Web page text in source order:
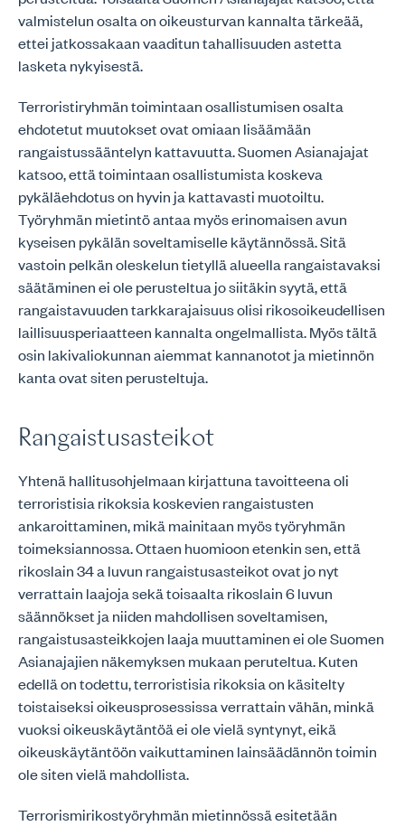
valmistelun osalta on oikeusturvan kannalta tärkeää,
ettei jatkossakaan vaaditun tahallisuuden astetta
lasketa nykyisestä.
Terroristiryhmän toimintaan osallistumisen osalta
ehdotetut muutokset ovat omiaan lisäämään
rangaistussääntelyn kattavuutta. Suomen Asianajajat
katsoo, että toimintaan osallistumista koskeva
pykäläehdotus on hyvin ja kattavasti muotoiltu.
Työryhmän mietintö antaa myös erinomaisen avun
kyseisen pykälän soveltamiselle käytännössä. Sitä
vastoin pelkän oleskelun tietyllä alueella rangaistavaksi
säätäminen ei ole perusteltua jo siitäkin syytä, että
rangaistavuuden tarkkarajaisuus olisi rikosoikeudellisen
laillisuusperiaatteen kannalta ongelmallista. Myös tältä
osin lakivaliokunnan aiemmat kannanotot ja mietinnön
kanta ovat siten perusteltuja.
Rangaistusasteikot
Yhtenä hallitusohjelmaan kirjattuna tavoitteena oli
terroristisia rikoksia koskevien rangaistusten
ankaroittaminen, mikä mainitaan myös työryhmän
toimeksiannossa. Ottaen huomioon etenkin sen, että
rikoslain 34 a luvun rangaistusasteikot ovat jo nyt
verrattain laajoja sekä toisaalta rikoslain 6 luvun
säännökset ja niiden mahdollisen soveltamisen,
rangaistusasteikkojen laaja muuttaminen ei ole Suomen
Asianajajien näkemyksen mukaan peruteltua. Kuten
edellä on todettu, terroristisia rikoksia on käsitelty
toistaiseksi oikeusprosessissa verrattain vähän, minkä
vuoksi oikeuskäytäntöä ei ole vielä syntynyt, eikä
oikeuskäytäntöön vaikuttaminen lainsäädännön toimin
ole siten vielä mahdollista.
Terrorismirikostyöryhmän mietinnössä esitetään